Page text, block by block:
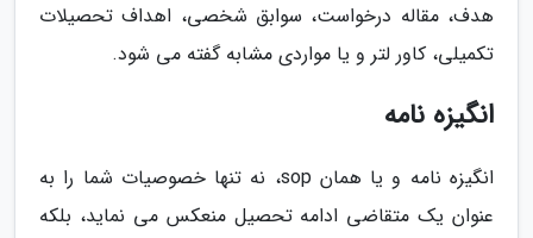
هدف، مقاله درخواست، سوابق شخصی، اهداف تحصیلات
تکمیلی، کاور لتر و یا مواردی مشابه گفته می شود.
انگیزه نامه
انگیزه نامه و یا همان sop، نه تنها خصوصیات شما را به
عنوان یک متقاضی ادامه تحصیل منعکس می نماید، بلکه